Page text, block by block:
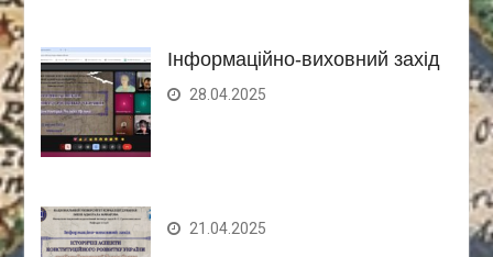
Інформаційно-виховний захід
28.04.2025
21.04.2025